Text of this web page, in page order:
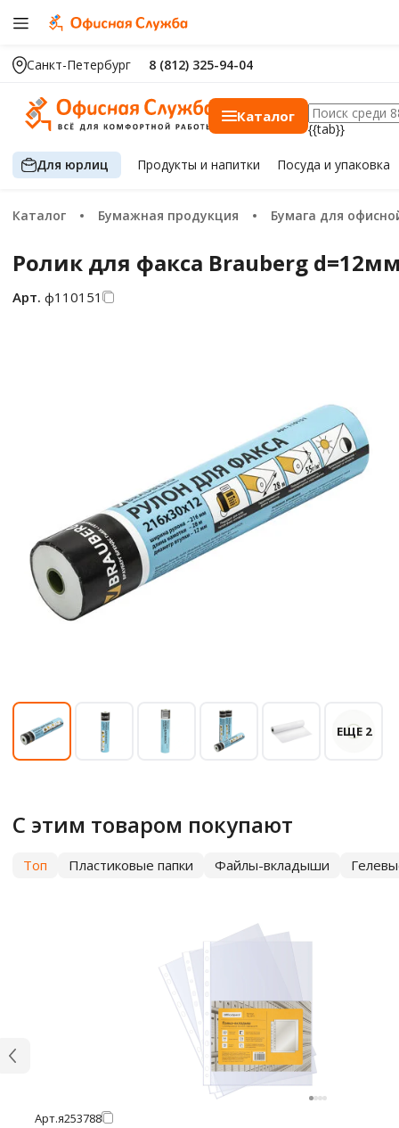
Санкт-Петербург 8 (812) 325-94-04
Каталог
{{tab}}
Для юрлиц Продуктыи напитки Посуда и упаковка
Каталог Бумажная продукция Бумага для офисной
Ролик для факса Brauberg
Арт. ф110151
ЕЩЕ 2
С этим товаром покупают
Топ Пластиковые папки Файлы-вкладыши
Арт.я253788